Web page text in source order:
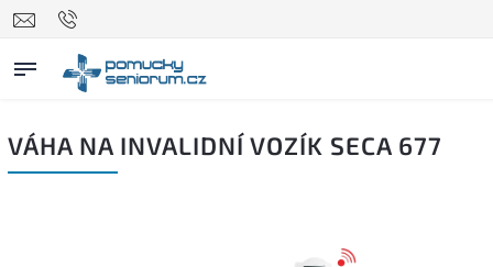
VÁHA NA INVALIDNÍ VOZÍK SECA 677